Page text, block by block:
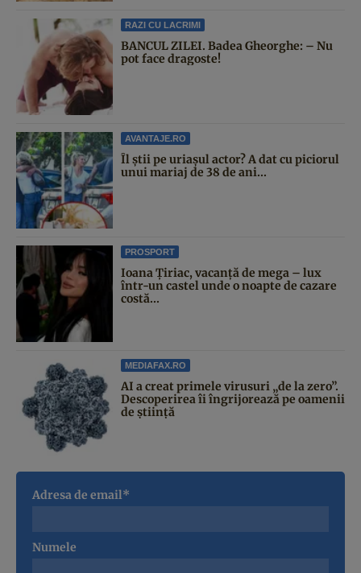
RAZI CU LACRIMI
BANCUL ZILEI. Badea Gheorghe: – Nu
pot face dragoste!
AVANTAJE.RO
Îl știi pe uriașul actor? A dat cu piciorul
unui mariaj de 38 de ani...
PROSPORT
Ioana Țiriac, vacanță de mega – lux
într-un castel unde o noapte de cazare
costă...
MEDIAFAX.RO
AI a creat primele virusuri „de la zero”.
Descoperirea îi îngrijorează pe oamenii
de știință
Adresa de email*
Numele